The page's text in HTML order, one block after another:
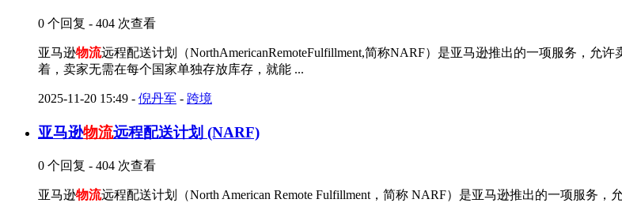
0 个回复 - 404 次查看
亚马逊物流远程配送计划（NorthAmericanRemoteFulfillment,简称NARF）是亚马逊推出的一项服务，允
着，卖家无需在每个国家单独存放库存，就能 ...
2025-11-20 15:49 - 倪丹军 - 跨境
亚马逊物流远程配送计划 (NARF)
0 个回复 - 404 次查看
亚马逊物流远程配送计划（North American Remote Fulfillment，简称 NARF）是亚马逊推出的一项服务